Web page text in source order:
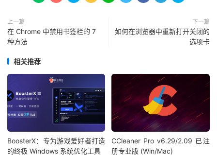
上一篇
在 Chrome 中禁用书签栏的 7
种方法
下一篇
如何在浏览器中重新打开关闭的
选项卡
相关推荐
BoosterX：专为游戏爱好者打造
的终极 Windows 系统优化工具
CCleaner Pro v6.29/2.09 已注
册专业版 (Win/Mac)